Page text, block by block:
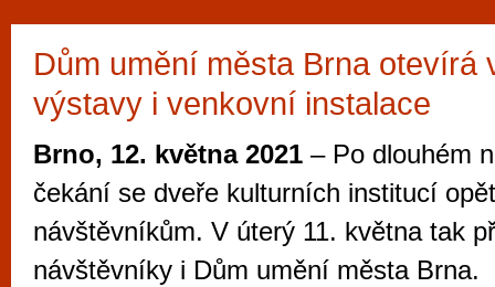
Dům umění města Brna otevírá
výstavy i venkovní instalace
Brno, 12. května 2021 – Po dlouhém
čekání se dveře kulturních institucí
návštěvníkům. V úterý 11. května tak
návštěvníky i Dům umění města Brna.
Průvodce
Brně: Od
Brno je
zajímavé
restaurace,
Mimo jiné je ale také místem, kde si